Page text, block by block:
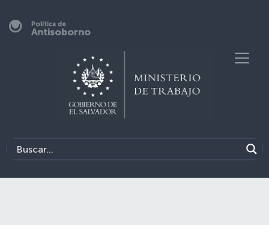
Política de
Antisoborno